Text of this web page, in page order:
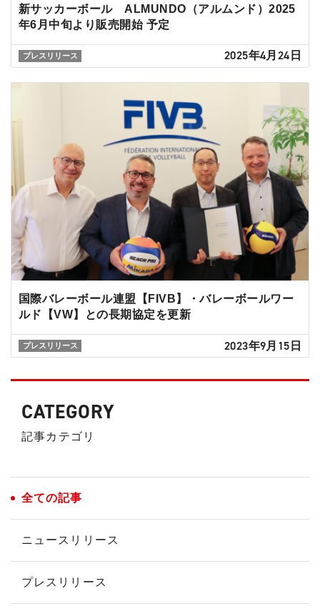
新サッカーボール ALMUNDO（アルムンド）2025
年6月中旬より販売開始 予定
プレスリリース 2025年4月24日
国際バレーボール連盟【FIVB】・バレーボールワー
ルド【VW】との長期協定を更新
プレスリリース 2023年9月15日
CATEGORY
記事カテゴリ
全ての記事
ニュースリリース
プレスリリース